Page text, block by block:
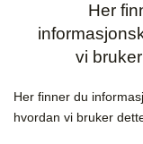
Her
vi
Her finner du
hvordan vi bruker